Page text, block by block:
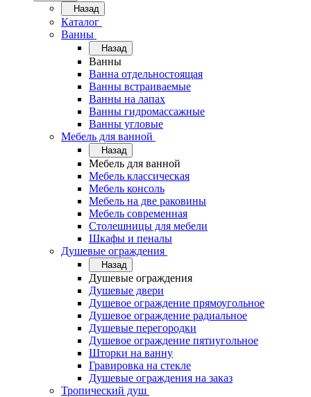
Назад
Каталог
Ванны
Назад
Ванны
Ванна отдельностоящая
Ванны встраиваемые
Ванны на лапах
Ванны гидромассажные
Ванны угловые
Мебель для ванной
Назад
Мебель для ванной
Мебель классическая
Мебель консоль
Мебель на две раковины
Мебель современная
Столешницы для мебели
Шкафы и пеналы
Душевые ограждения
Назад
Душевые ограждения
Душевые двери
Душевое ограждение прямоугольное
Душевое ограждение радиальное
Душевые перегородки
Душевое ограждение пятиугольное
Шторки на ванну
Гравировка на стекле
Душевые ограждения на заказ
Тропический душ